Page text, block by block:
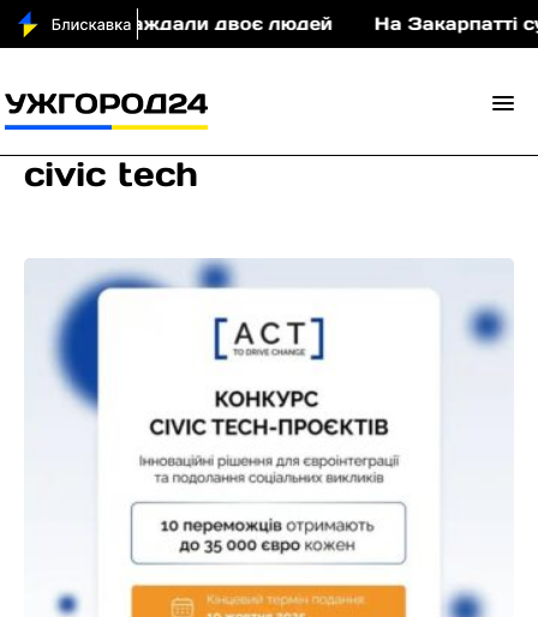
постраждали двоє людей На Закарпатті
civic tech